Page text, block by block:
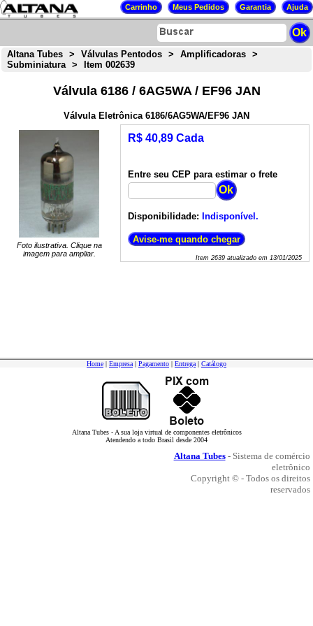
Altana Tubes > Válvulas Pentodos > Amplificadoras
>
Subminiatura
> Item 002639
Válvula 6186 / 6AG5WA / EF96 JAN
Válvula Eletrônica 6186/6AG5WA/EF96 JAN
Foto ilustrativa. Clique na
imagem para ampliar.
R$ 40,89 Cada
Entre seu CEP para estimar o frete
Disponibilidade: Indisponível.
Item 2639atualizado em 13/01/2025
Home | Empresa | Pagamento | Entrega | Catálogo
Altana Tubes - A sua loja virtual de componentes eletrônicos
Atendendo a todo Brasil desde 2004
Altana Tubes- Sistema de comércio
eletrônico
Copyright © - Todos os direitos
reservados